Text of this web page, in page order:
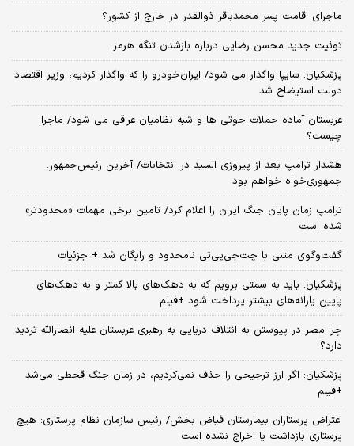
ماجرای اقامت پسر محمدباقر ذوالقدر در خارج از کشور؟
توئیت جدید محسن رضایی درباره بازشدن تنگه هرمز
پزشکیان: سایپا واگذار می شود/ ایران‌خودرو را که واگذار کردیم، وزیر اقتصاد
دولت استیضاح شد
عربستان آماده حملات حوثی ها و شبه نظامیان عراقی می شود/ ماجرا
چیست؟
هشدار ترامپ بعد از پیروزی السید در انتخابات/ آخرین رئیس‌جمهور،
جمهوری‌خواه خواهم بود
ترامپ زمان پایان جنگ ایران را اعلام کرد/ تامین برخی مهمات «محدودتر»
شده است
گفت‌وگوی متنی با چت‌جی‌پی‌تی نامحدود و رایگان شد + جزئیات
پزشکیان: باید به سمتی برویم که به دهک‌های بالا کمتر و به دهک‌های
پایین یارانه‌های بیشتر پرداخت شود +فیلم
چرا مصر در پیوستن به ائتلاف دریایی به رهبری عربستان علیه انصارالله تردید
دارد؟
پزشکیان: اگر ارز ترجیحی را حذف نمی‌کردیم، در زمان جنگ قحطی می‌شد
+فیلم
اعتراض پرستاران بیمارستان فیاض بخش/ رئیس سازمان نظام پرستاری: هیچ
پرستاری بازداشت یا اخراج نشده است